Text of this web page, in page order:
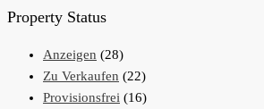
Property Status
Anzeigen (28)
Zu Verkaufen (22)
Provisionsfrei (16)